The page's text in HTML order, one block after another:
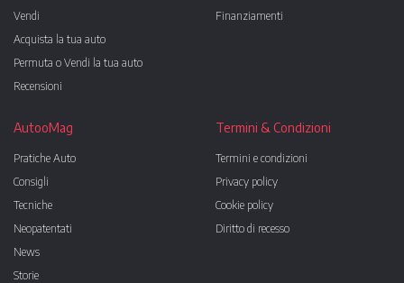
Vendi
Acquista la tua auto
Permuta o Vendi la tua auto
Recensioni
Finanziamenti
AutooMag
Pratiche Auto
Consigli
Tecniche
Neopatentati
News
Storie
Termini & Condizioni
Termini e condizioni
Privacy policy
Cookie policy
Diritto di recesso